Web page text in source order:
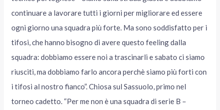
continuare a lavorare tutti i giorni per migliorare ed essere
ogni giorno una squadra più forte. Ma sono soddisfatto per i
tifosi, che hanno bisogno di avere questo feeling dalla
squadra: dobbiamo essere noi a trascinarli e sabato ci siamo
riusciti, ma dobbiamo farlo ancora perchè siamo più forti con
i tifosi al nostro fianco”. Chiosa sul Sassuolo, primo nel
torneo cadetto. “Per me non è una squadra di serie B –